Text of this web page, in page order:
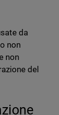
da
non
non
del